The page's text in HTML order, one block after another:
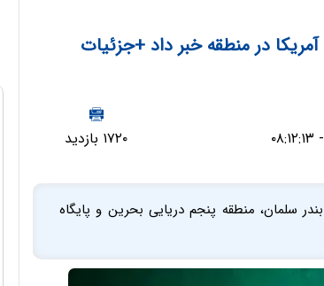
۱۷۲۰ بازدید
در بندر سلمان، منطقه پنجم دریایی بحرین و پایگاه